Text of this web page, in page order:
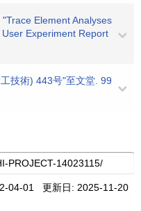
Element Analyses
Experiment Report
技術) 443号"至文堂. 99
04-01 更新日: 2025-11-20